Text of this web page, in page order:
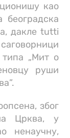
као
београдска
дакле tutti
типа „Мит о
руши
због
Црква, у
ненаучну,